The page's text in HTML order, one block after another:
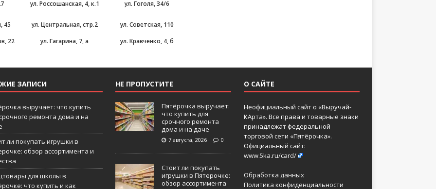
ул. Россошанская, 4, к.1 ул. Гоголя, 34/6
45 ул. Центральная, стр.2
ул. Советская, 110
22 ул. Гагарина, 7, а ул. Кравченко, 4, б
ЗАПИСИ
выручает: что купить
ремонта дома и на
ли покупать игрушки в
обзор ассортимента и
для школы в
что купить и как
НЕ ПРОПУСТИТЕ
Пятёрочка выручает:
что купить для
срочного ремонта
дома и на даче
7 августа, 2026 0
Стоит ли покупать
игрушки в Пятерочке:
обзор ассортимента
О САЙТЕ
Неофициальный сайт о «Выручай-
КАрта». Все права и товарные знаки
принадлежат федеральной
торговой сети «Пятёрочка».
Официальный сайт:
www.5ka.ru/card/
Обработка данных
Политика конфиденциальности